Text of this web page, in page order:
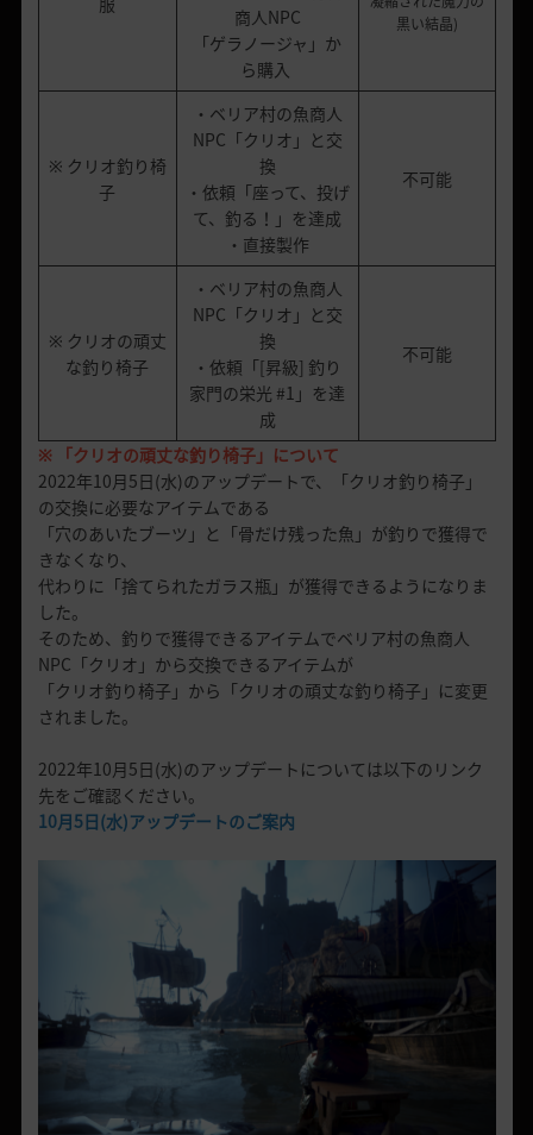
商人NPC
「ゲラノージャ」か
ら購入
黒い結晶)
※ クリオ釣り椅
子
・ベリア村の魚商人
NPC「クリオ」と交
換
・依頼「座って、投げ
て、釣る！」を達成
・直接製作
不可能
※ クリオの頑丈
な釣り椅子
・ベリア村の魚商人
NPC「クリオ」と交
換
・依頼「[昇級] 釣り
家門の栄光 #1」を達
成
不可能
※ 「クリオの頑丈な釣り椅子」について
2022年10月5日(水)のアップデートで、「クリオ釣り椅子」
の交換に必要なアイテムである
「穴のあいたブーツ」と「骨だけ残った魚」が釣りで獲得で
きなくなり、
代わりに「捨てられたガラス瓶」が獲得できるようになりま
した。
そのため、釣りで獲得できるアイテムでベリア村の魚商人
NPC「クリオ」から交換できるアイテムが
「クリオ釣り椅子」から「クリオの頑丈な釣り椅子」に変更
されました。
2022年10月5日(水)のアップデートについては以下のリンク
先をご確認ください。
10月5日(水)アップデートのご案内